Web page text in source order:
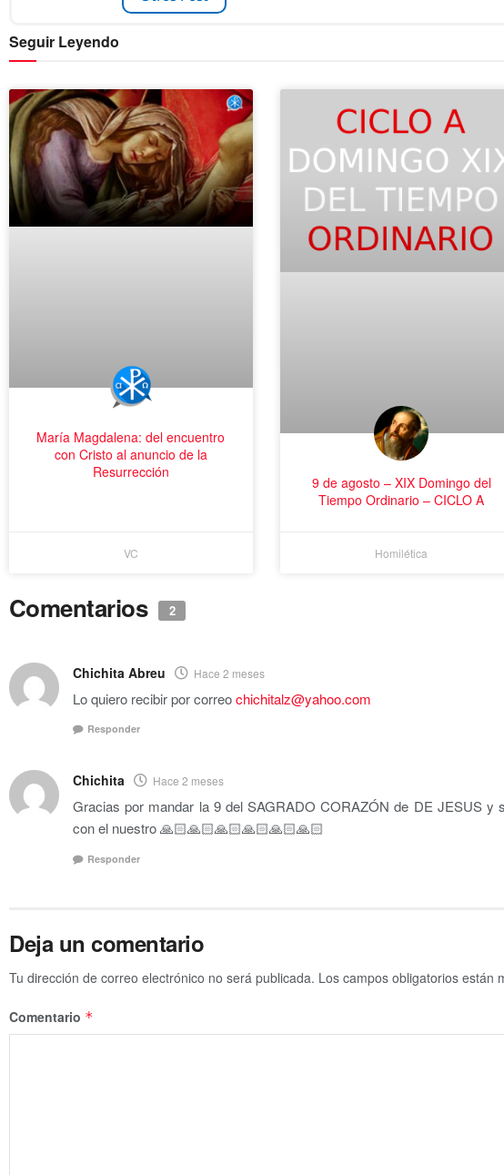
Seguir Leyendo
María Magdalena: del encuentro
con Cristo al anuncio de la
Resurrección
VC
9 de agosto – XIX Domingo del
Tiempo Ordinario – CICLO A
Homilética
Comentarios 2
Chichita Abreu Hace 2 meses
Lo quiero recibir por correochichitalz@yahoo.com
Responder
Chichita Hace 2 meses
Gracias por mandar la 9 del SAGRADO CORAZÓN de DE JESUS y
con el nuestro 🙏🏻🙏🏻🙏🏻🙏🏻🙏🏻🙏🏻
Responder
Deja un comentario
Tu dirección de correo electrónico no será publicada. Los campos obligatorios están
Comentario *